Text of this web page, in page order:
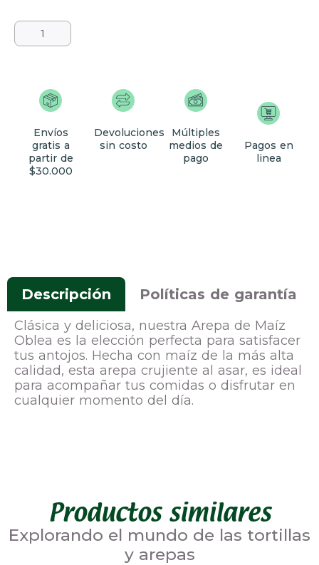
Envíos
gratis a
partir de
$30.000
Devoluciones
sin costo
Múltiples
medios de
pago
Pagos en
linea
Descripción Políticas de garantía
Clásica y deliciosa, nuestra Arepa de Maíz
Oblea es la elección perfecta para satisfacer
tus antojos. Hecha con maíz de la más alta
calidad, esta arepa crujiente al asar, es ideal
para acompañar tus comidas o disfrutar en
cualquier momento del día.
Productos similares
Explorando el mundo de las tortillas
y arepas